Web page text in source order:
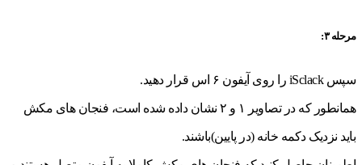
مرحله ۳:
سپس iSclack را روی آیفون ۶ اس قرار دهید.
همانطور که در تصاویر ۱ و ۲ نشان داده شده است، فنجان های مکش
باید نزدیک دکمه خانه (در پایین)باشند.